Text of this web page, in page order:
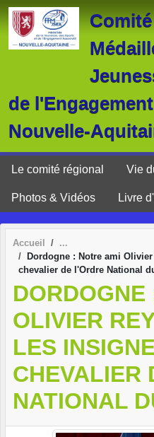
de
Nouvelle-
Le comité régional Vie
Photos & Vidéos Livre
Accueil
Dordogne : Notre ami
chevalier de l'Ordre National
OLIVIER
LES
CHEVALIER
NATIONAL
Panneau de gestion des